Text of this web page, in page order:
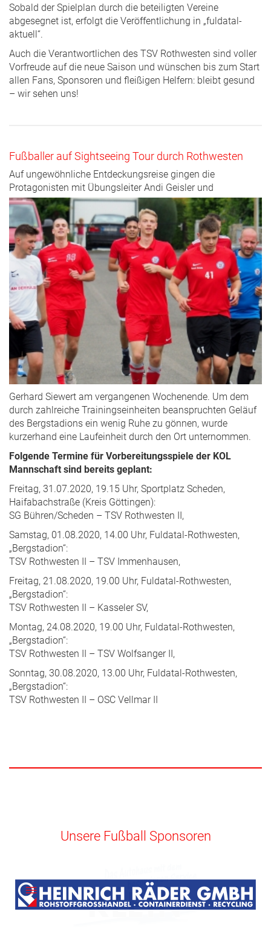
Sobald der Spielplan durch die beteiligten Vereine
abgesegnet ist, erfolgt die Veröffentlichung in „fuldatal-
aktuell“.
Auch die Verantwortlichen des TSV Rothwesten sind voller
Vorfreude auf die neue Saison und wünschen bis zum Start
allen Fans, Sponsoren und fleißigen Helfern: bleibt gesund
– wir sehen uns!
Fußballer auf Sightseeing Tour durch Rothwesten
Auf ungewöhnliche Entdeckungsreise gingen die
Protagonisten mit Übungsleiter Andi Geisler und
Gerhard Siewert am vergangenen Wochenende. Um dem
durch zahlreiche Trainingseinheiten beanspruchten Geläuf
des Bergstadions ein wenig Ruhe zu gönnen, wurde
kurzerhand eine Laufeinheit durch den Ort unternommen.
Folgende Termine für Vorbereitungsspiele der KOL
Mannschaft sind bereits geplant:
Freitag, 31.07.2020, 19.15 Uhr, Sportplatz Scheden,
Haifabachstraße (Kreis Göttingen):
SG Bühren/Scheden – TSV Rothwesten II,
Samstag, 01.08.2020, 14.00 Uhr, Fuldatal-Rothwesten,
„Bergstadion“:
TSV Rothwesten II – TSV Immenhausen,
Freitag, 21.08.2020, 19.00 Uhr, Fuldatal-Rothwesten,
„Bergstadion“:
TSV Rothwesten II – Kasseler SV,
Montag, 24.08.2020, 19.00 Uhr, Fuldatal-Rothwesten,
„Bergstadion“:
TSV Rothwesten II – TSV Wolfsanger II,
Sonntag, 30.08.2020, 13.00 Uhr, Fuldatal-Rothwesten,
„Bergstadion“:
TSV Rothwesten II – OSC Vellmar II
Unsere Fußball Sponsoren